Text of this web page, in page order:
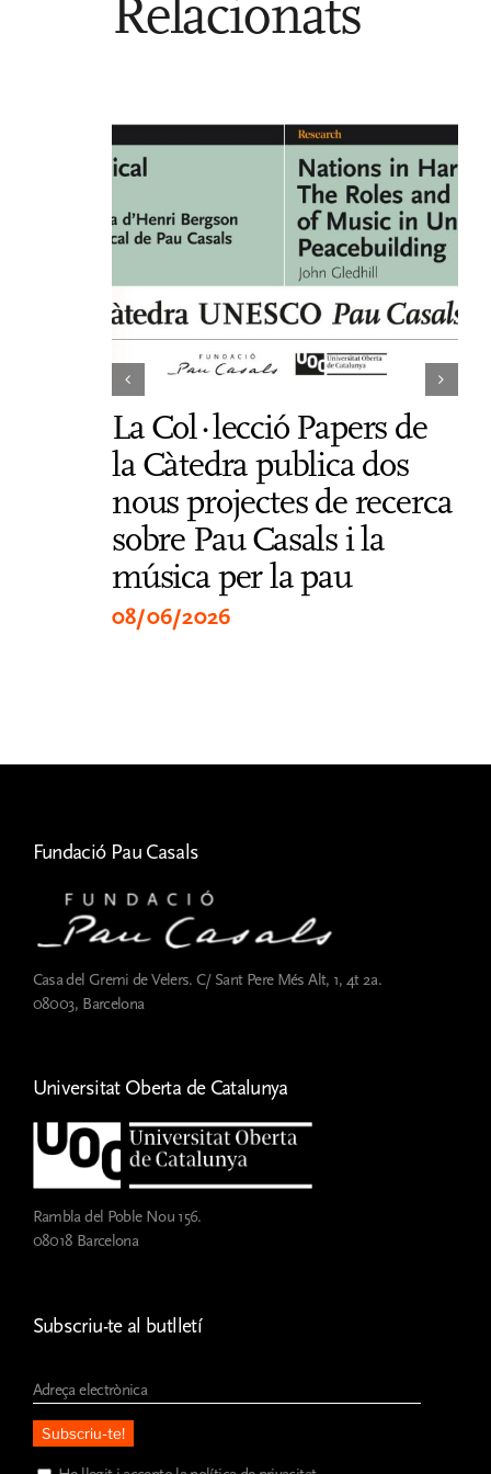
Relacionats
La Col·lecció Papers de
la Càtedra publica dos
nous projectes de recerca
sobre Pau Casals i la
música per la pau
08/06/2026
Fundació Pau Casals
Casa del Gremi de Velers. C/ Sant Pere Més Alt, 1, 4t 2a.
08003, Barcelona
Universitat Oberta de Catalunya
Rambla del Poble Nou 156.
08018 Barcelona
Subscriu-te al butlletí